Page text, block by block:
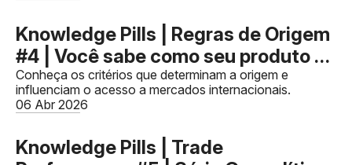
tributário.
Knowledge Pills | Regras de Origem
#4 | Você sabe como seu produto se
torna originário?
Conheça os critérios que determinam a origem e
influenciam o acesso a mercados internacionais.
06 Abr 2026
Knowledge Pills | Trade